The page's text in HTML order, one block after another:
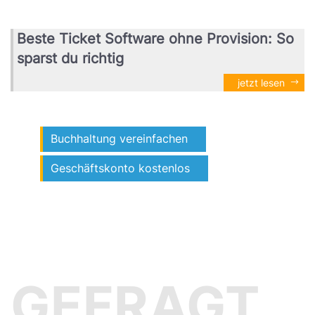
Beste Ticket Software ohne Provision: So
sparst du richtig
jetzt lesen
Buchhaltung vereinfachen
Geschäftskonto kostenlos